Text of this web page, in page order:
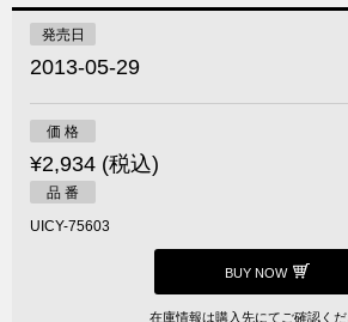
発売日
2013-05-29
価 格
¥2,934 (税込)
品 番
UICY-75603
BUY NOW
在庫情報は購入先にてご確認くだ